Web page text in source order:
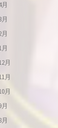
月
月
月
月
月